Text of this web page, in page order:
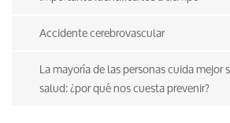
Accidente cerebrovascular
La mayoría de las personas cuida mejor
salud: ¿por qué nos cuesta prevenir?